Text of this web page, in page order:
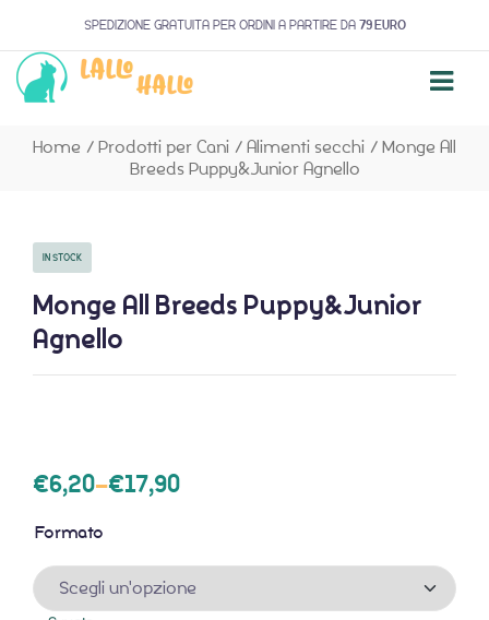
SPEDIZIONE GRATUITA PER ORDINI A PARTIRE DA 79 EURO
Home / Prodotti per Cani / Alimenti secchi / Monge All
Breeds Puppy&Junior Agnello
IN STOCK
Monge All Breeds Puppy&Junior
Agnello
€6,20–€17,90
Formato